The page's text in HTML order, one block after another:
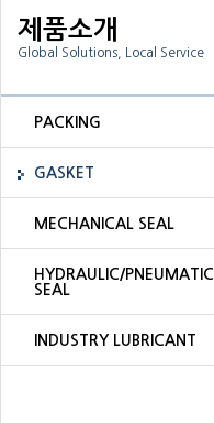
제품소개
Global Solutions, Local Service
PACKING
GASKET
MECHANICAL SEAL
HYDRAULIC/PNEUMATIC
SEAL
INDUSTRY LUBRICANT